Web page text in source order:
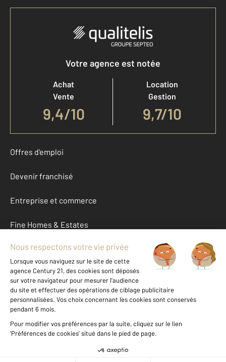
Votre agence est notée
Achat
Vente
9,4/10
Location
Gestion
9,7/10
Offres d'emploi
Devenir franchisé
Entreprise et commerce
Fine Homes & Estates
À propos
International
Nous contacter
Données personnelles